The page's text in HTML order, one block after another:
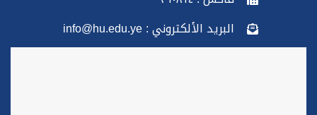
البريد الألكتروني : info@hu.edu.ye